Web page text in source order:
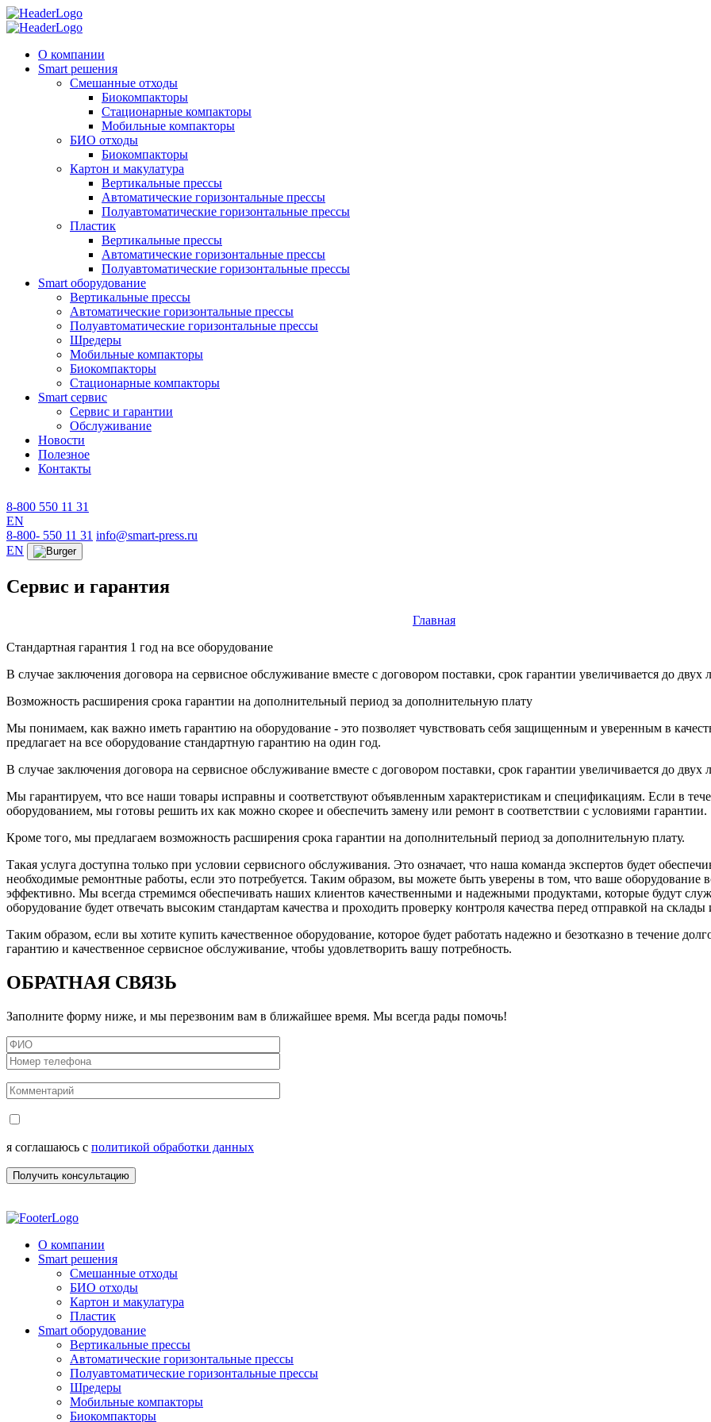
О компании
Smart решения
Смешанные отходы
Биокомпакторы
Стационарные компакторы
Мобильные компакторы
БИО отходы
Биокомпакторы
Картон и макулатура
Вертикальные прессы
Автоматические горизонтальные прессы
Полуавтоматические горизонтальные прессы
Пластик
Вертикальные прессы
Автоматические горизонтальные прессы
Полуавтоматические горизонтальные прессы
Smart оборудование
Вертикальные прессы
Автоматические горизонтальные прессы
Полуавтоматические горизонтальные прессы
Шредеры
Мобильные компакторы
Биокомпакторы
Стационарные компакторы
Smart сервис
Сервис и гарантии
Обслуживание
Новости
Полезное
Контакты
8-800 550 11 31
EN
8-800- 550 11 31 info@smart-press.ru
EN
Сервис и гарантия
Главная
Стандартная гарантия 1 год на все оборудование
В случае заключения договора на сервисное обслуживание вместе с договором поставки, срок гарантии увеличивается до двух
Возможность расширения срока гарантии на дополнительный период за дополнительную плату
Мы понимаем, как важно иметь гарантию на оборудование - это позволяет чувствовать себя защищенным и уверенным в
предлагает на все оборудование стандартную гарантию на один год.
В случае заключения договора на сервисное обслуживание вместе с договором поставки, срок гарантии увеличивается до двух
Мы гарантируем, что все наши товары исправны и соответствуют объявленным характеристикам и спецификациям. Если в
оборудованием, мы готовы решить их как можно скорее и обеспечить замену или ремонт в соответствии с условиями гарантии.
Кроме того, мы предлагаем возможность расширения срока гарантии на дополнительный период за дополнительную плату.
Такая услуга доступна только при условии сервисного обслуживания. Это означает, что наша команда экспертов будет
необходимые ремонтные работы, если это потребуется. Таким образом, вы можете быть уверены в том, что ваше оборудование
эффективно. Мы всегда стремимся обеспечивать наших клиентов качественными и надежными продуктами, которые будут
оборудование будет отвечать высоким стандартам качества и проходить проверку контроля качества перед отправкой на
Таким образом, если вы хотите купить качественное оборудование, которое будет работать надежно и безотказно в течение
гарантию и качественное сервисное обслуживание, чтобы удовлетворить вашу потребность.
ОБРАТНАЯ СВЯЗЬ
Заполните форму ниже, и мы перезвоним вам в ближайшее время. Мы всегда рады помочь!
я соглашаюсь с политикой обработки данных
О компании
Smart решения
Смешанные отходы
БИО отходы
Картон и макулатура
Пластик
Smart оборудование
Вертикальные прессы
Автоматические горизонтальные прессы
Полуавтоматические горизонтальные прессы
Шредеры
Мобильные компакторы
Биокомпакторы